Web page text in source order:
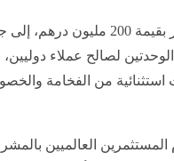
وشملت الصفقات بيع بنتهاوس
بيع الوحدتين لصالح عملاء
استثنائية من الفخامة
العالميين